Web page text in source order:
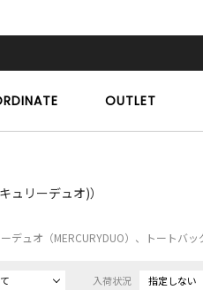
OUTLET
ュリーデュオ)）
デュオ（MERCURYDUO）、トートバ
入荷状況 指定しない